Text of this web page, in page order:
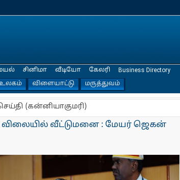
விளையாட்டு மருத்துவம்
சினிமா வீடியோ கேலரி Business Directory
(கன்னியாகுமரி)
விலையில் வீட்டுமனை : மேயர் ஜெகன்